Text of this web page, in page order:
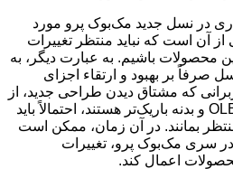
در نسل جدید مک‌بوک پرو مورد
آن است که نباید منتظر تغییرات
محصولات باشیم. به عبارت دیگر، به
صرفاً بر بهبود و ارتقاء اجزای
که مشتاق دیدن طراحی جدید، از
جمله استفاده از نمایشگر OLED و بدنه باریک‌تر هستند، احتمالاً باید
۲۰۲۶ میلادی منتظر بمانند. در آن زمان، ممکن است
سری مک‌بوک پرو، تغییرات
اعمال کند.